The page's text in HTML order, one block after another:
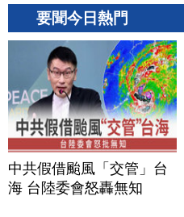
要聞今日熱門
中共假借颱風「交管」台
海 台陸委會怒轟無知